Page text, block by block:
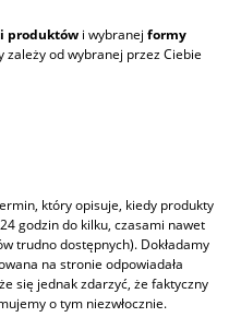
produktów i wybranej formy
zależy od wybranej przez Ciebie
który opisuje, kiedy produkty
godzin do kilku, czasami nawet
trudno dostępnych). Dokładamy
na stronie odpowiadała
się jednak zdarzyć, że faktyczny
o tym niezwłocznie.